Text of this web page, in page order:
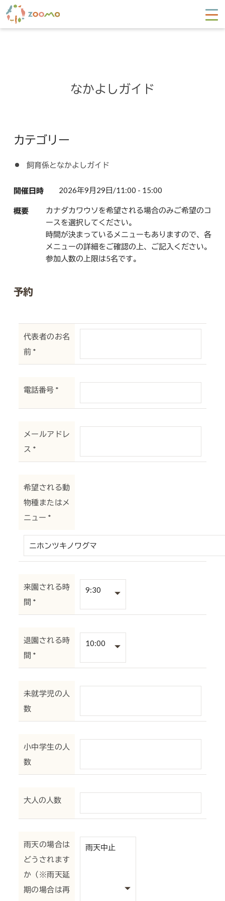
なかよしガイド
カテゴリー
飼育係となかよしガイド
開催日時 2026年9月29日/11:00 - 15:00
概要
カナダカワウソを希望される場合のみご希望のコ
ースを選択してください。
時間が決まっているメニューもありますので、各
メニューの詳細をご確認の上、ご記入ください。
参加人数の上限は5名です。
予約
代表者のお名
前 *
電話番号 *
メールアドレ
ス *
希望される動
物種またはメ
ニュー *
来園される時
間 *
退園される時
間 *
未就学児の人
数
小中学生の人
数
大人の人数
雨天の場合は
どうされます
か（※雨天延
期の場合は再